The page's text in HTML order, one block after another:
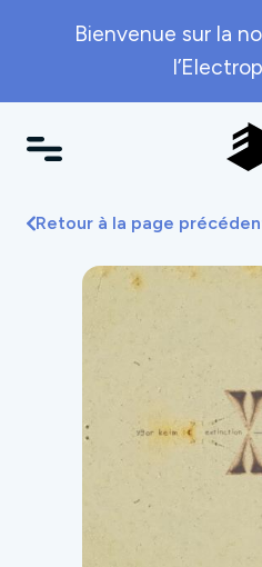
Bienvenue sur la
Retour à la page